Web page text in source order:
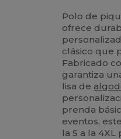
Polo de
ofrece
clásico que
Fabricado
garantiza
lisa de
prenda
eventos,
la S a la